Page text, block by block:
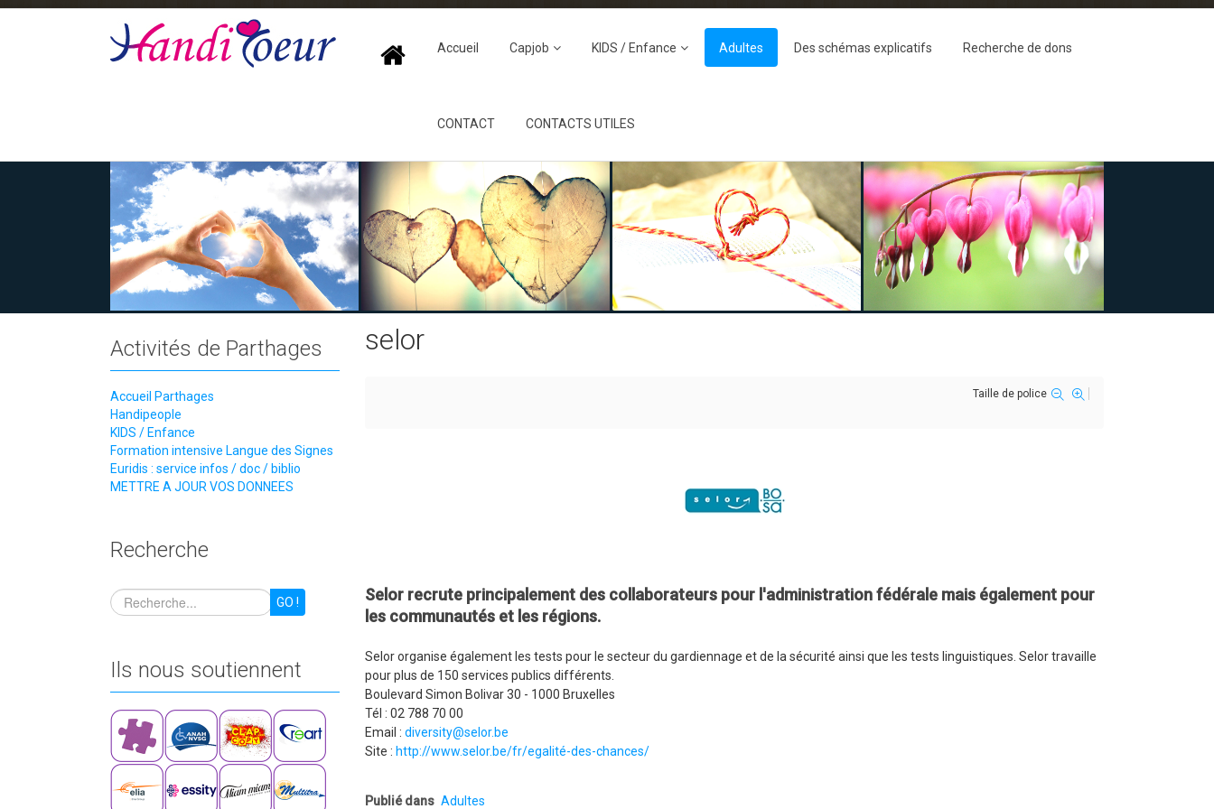
Accueil Capjob KIDS / Enfance Adultes Des schémas explicatifs Recherche de dons
CONTACT CONTACTS UTILES
Activités de Parthages
Accueil Parthages
Handipeople
KIDS / Enfance
Formation intensive Langue des Signes
Euridis : service infos / doc / biblio
METTRE A JOUR VOS DONNEES
Recherche
GO !
Ils nous soutiennent
selor
Taille de police
Selor recrute principalement des collaborateurs pour l'administration fédérale mais également pour
les communautés et les régions.
Selor organise également les tests pour le secteur du gardiennage et de la sécurité ainsi que les tests linguistiques. Selor travaille
pour plus de 150 services publics différents.
Boulevard Simon Bolivar 30 - 1000 Bruxelles
Tél : 02 788 70 00
Email : diversity@selor.be
Site : http://www.selor.be/fr/egalité-des-chances/
Publié dans Adultes